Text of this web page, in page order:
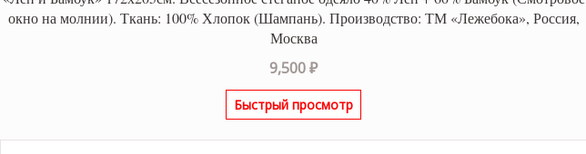
окно на молнии). Ткань: 100% Хлопок (Шампань). Производство: ТМ «Лежебока», Россия,
Москва
9,500₽
Быстрый просмотр